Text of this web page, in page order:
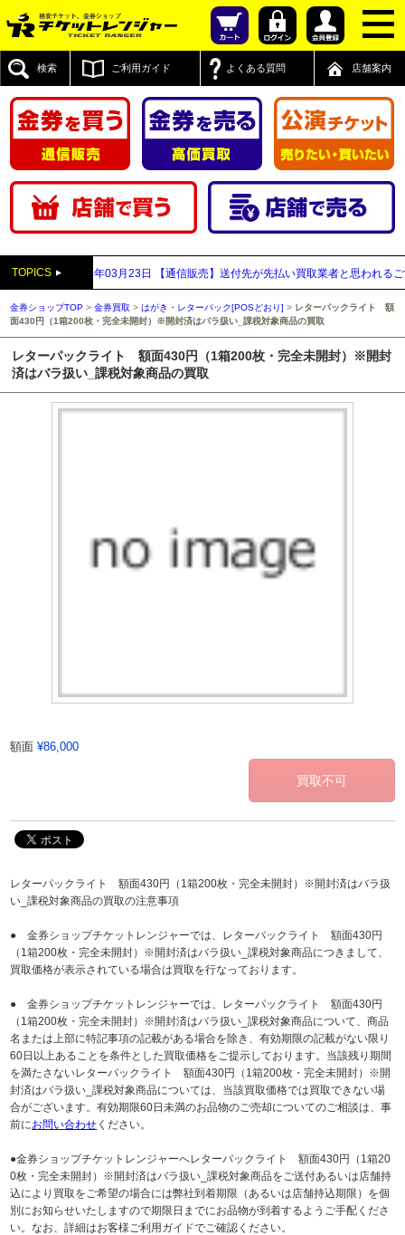
検索 ご利用ガイド よくある質問 店舗案内
TOPICS
いて 2026年03月23日 【通信販売】送付先が先払い買取業者と思われるご注文
金券ショップTOP >金券買取 >はがき・レターパック[POSどおり] > レターパックライト 額
面430円（1箱200枚・完全未開封）※開封済はバラ扱い_課税対象商品の買取
レターパックライト 額面430円（1箱200枚・完全未開封）※開封
済はバラ扱い_課税対象商品の買取
額面 ¥86,000
レターパックライト 額面430円（1箱200枚・完全未開封）※開封済はバラ扱
い_課税対象商品の買取の注意事項
● 金券ショップチケットレンジャーでは、レターパックライト 額面430円
（1箱200枚・完全未開封）※開封済はバラ扱い_課税対象商品につきまして、
買取価格が表示されている場合は買取を行なっております。
● 金券ショップチケットレンジャーでは、レターパックライト 額面430円
（1箱200枚・完全未開封）※開封済はバラ扱い_課税対象商品について、商品
名または上部に特記事項の記載がある場合を除き、有効期限の記載がない限り
60日以上あることを条件とした買取価格をご提示しております。当該残り期間
を満たさないレターパックライト 額面430円（1箱200枚・完全未開封）※開
封済はバラ扱い_課税対象商品については、当該買取価格では買取できない場
合がございます。有効期限60日未満のお品物のご売却についてのご相談は、事
前にお問い合わせ ください。
●金券ショップチケットレンジャーへレターパックライト 額面430円（1箱20
0枚・完全未開封）※開封済はバラ扱い_課税対象商品をご送付あるいは店舗持
込により買取をご希望の場合には弊社到着期限（あるいは店舗持込期限）を個
別にお知らせいたしますので期限日までにお品物が到着するようご手配くださ
い。なお、詳細はお客様ご利用ガイドでご確認ください。